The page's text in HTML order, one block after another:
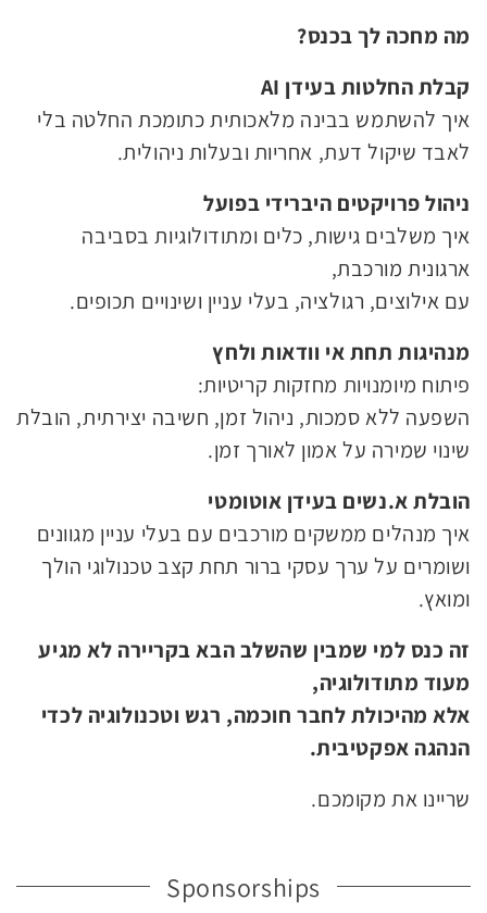
מה מחכה לך בכנס?
קבלת החלטות בעידן AI
איך להשתמש בבינה מלאכותית כתומכת החלטה בלי
לאבד שיקול דעת, אחריות ובעלות ניהולית.
ניהול פרויקטים היברידי בפועל
איך משלבים גישות, כלים ומתודולוגיות בסביבה
ארגונית מורכבת,
עם אילוצים, רגולציה, בעלי עניין ושינויים תכופים.
מנהיגות תחת אי וודאות ולחץ
פיתוח מיומנויות מחזקות קריטיות:
השפעה ללא סמכות, ניהול זמן, חשיבה יצירתית, הובלת
שינוי שמירה על אמון לאורך זמן.
הובלת א.נשים בעידן אוטומטי
איך מנהלים ממשקים מורכבים עם בעלי עניין מגוונים
ושומרים על ערך עסקי ברור תחת קצב טכנולוגי הולך
ומואץ.
זה כנס למי שמבין שהשלב הבא בקריירה לא מגיע
מעוד מתודולוגיה,
אלא מהיכולת לחבר חוכמה, רגש וטכנולוגיה לכדי
הנהגה אפקטיבית.
שריינו את מקומכם.
Sponsorships